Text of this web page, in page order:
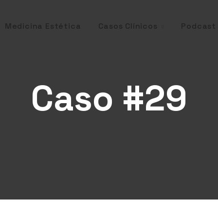
Medicina Estética Casos Clínicos Podcast
Caso #29